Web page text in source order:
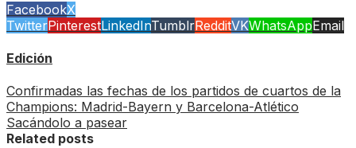
FacebookX
TwitterPinterestLinkedInTumblrRedditVKWhatsAppEmail
Edición
Confirmadas las fechas de los partidos de cuartos de la
Champions: Madrid-Bayern y Barcelona-Atlético
Sacándolo a pasear
Related posts